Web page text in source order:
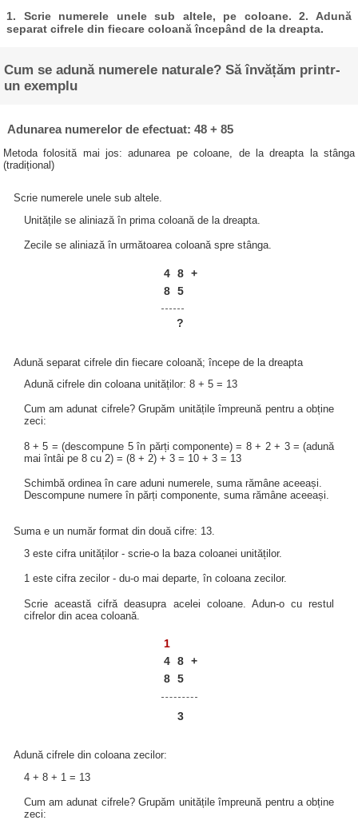
1. Scrie numerele unele sub altele, pe coloane. 2. Adună
separat cifrele din fiecare coloană începând de la dreapta.
Cum se adună numerele naturale? Să învățăm printr-
un exemplu
Adunarea numerelor de efectuat: 48 + 85
Metoda folosită mai jos: adunarea pe coloane, de la dreapta la stânga
(tradițional)
Scrie numerele unele sub altele.
Unitățile se aliniază în prima coloană de la dreapta.
Zecile se aliniază în următoarea coloană spre stânga.
4 8 +
8 5
?
Adună separat cifrele din fiecare coloană; începe de la dreapta
Adună cifrele din coloana unităților: 8 + 5 = 13
Cum am adunat cifrele? Grupăm unitățile împreună pentru a obține
zeci:
8 + 5 = (descompune 5 în părți componente) = 8 + 2 + 3 = (adună
mai întâi pe 8 cu 2) = (8 + 2) + 3 = 10 + 3 = 13
Schimbă ordinea în care aduni numerele, suma rămâne aceeași.
Descompune numere în părți componente, suma rămâne aceeași.
Suma e un număr format din două cifre: 13.
3 este cifra unităților - scrie-o la baza coloanei unităților.
1 este cifra zecilor - du-o mai departe, în coloana zecilor.
Scrie această cifră deasupra acelei coloane. Adun-o cu restul
cifrelor din acea coloană.
1
4 8 +
8 5
3
Adună cifrele din coloana zecilor:
4 + 8 + 1 = 13
Cum am adunat cifrele? Grupăm unitățile împreună pentru a obține
zeci: